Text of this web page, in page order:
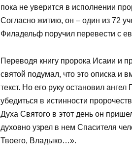
пока не уверится в исполнении
Согласно житию, он – один из 72
Филадельф поручил перевести с
Переводя книгу пророка Исаии и
святой подумал, что это описка
текст. Но его руку остановил
убедиться в истинности
Духа Святого в этот день он
духовно узрел в нем Спасителя
Твоего, Владыко…».